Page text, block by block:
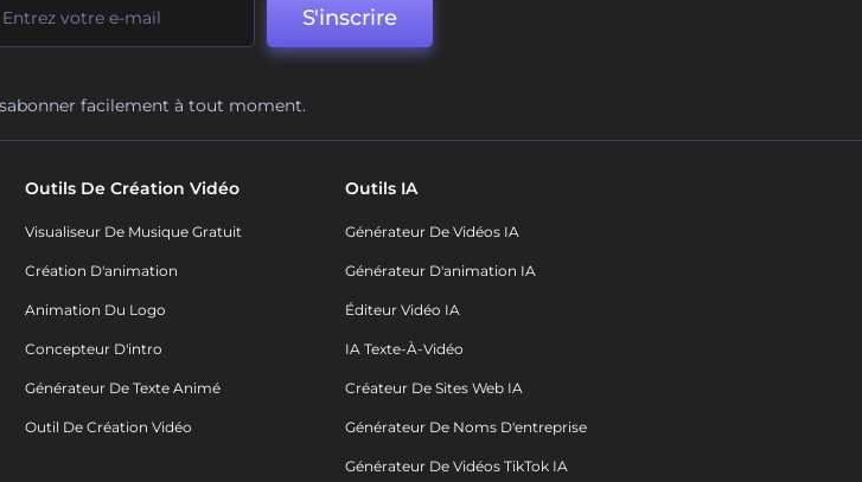
S'inscrire
facilement à tout moment.
Outils De Création Vidéo
Visualiseur De Musique Gratuit
Création D'animation
Animation Du Logo
Concepteur D'intro
Générateur De Texte Animé
Outil De Création Vidéo
Outils IA
Générateur De Vidéos IA
Générateur D'animation IA
Éditeur Vidéo IA
IA Texte-À-Vidéo
Créateur De Sites Web IA
Générateur De Noms D'entreprise
Générateur De Vidéos TikTok IA